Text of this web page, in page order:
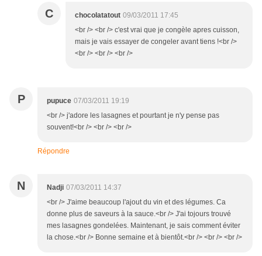
C chocolatatout 09/03/2011 17:45
<br /> <br /> c'est vrai que je congèle apres cuisson,
mais je vais essayer de congeler avant tiens !<br />
<br /> <br /> <br />
P pupuce 07/03/2011 19:19
<br /> j'adore les lasagnes et pourtant je n'y pense pas
souvent!<br /> <br /> <br />
Répondre
N Nadji 07/03/2011 14:37
<br /> J'aime beaucoup l'ajout du vin et des légumes. Ca
donne plus de saveurs à la sauce.<br /> J'ai tojours trouvé
mes lasagnes gondelées. Maintenant, je sais comment éviter
la chose.<br /> Bonne semaine et à bientôt.<br /> <br /> <br />